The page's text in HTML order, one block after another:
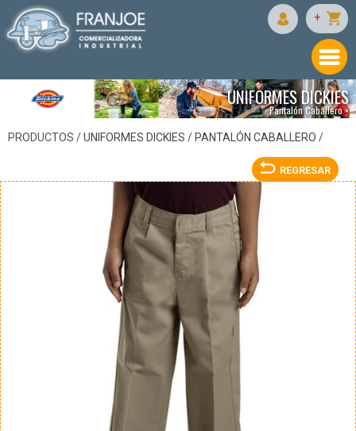
+
UNIFORMES DICKIES
Pantalón Caballero •
PRODUCTOS /UNIFORMES DICKIES / PANTALÓN CABALLERO /
REGRESAR